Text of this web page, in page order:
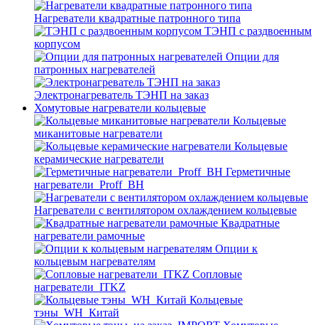
Нагреватели квадратные патронного типа
ТЭНП с раздвоенным
корпусом
Опции для
патронных нагревателей
Электронагреватель ТЭНП на заказ
Хомутовые нагреватели кольцевые
Кольцевые
миканитовые нагреватели
Кольцевые
керамические нагреватели
Герметичные
нагреватели_Proff_BH
Нагреватели с вентилятором охлаждением кольцевые
Квадратные
нагреватели рамочные
Опции к
кольцевым нагревателям
Cопловые
нагреватели_ITKZ
Кольцевые
тэны_WH_Китай